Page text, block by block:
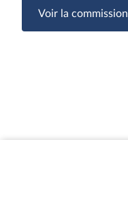
Voir la commission